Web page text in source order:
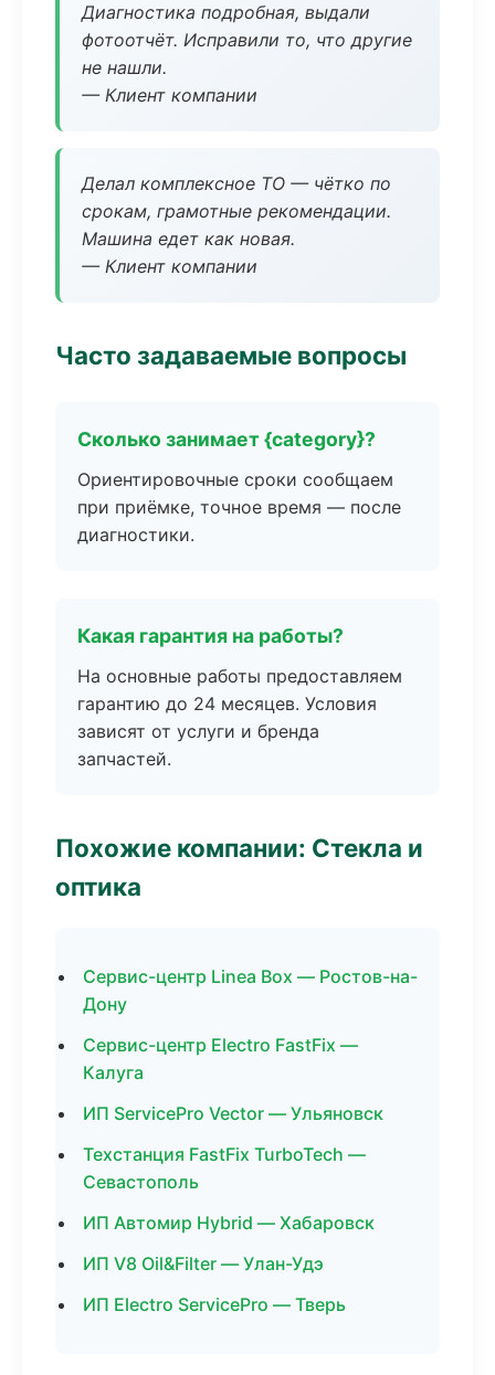
Диагностика подробная, выдали
фотоотчёт. Исправили то, что другие
не нашли.
— Клиент компании
Делал комплексное ТО — чётко по
срокам, грамотные рекомендации.
Машина едет как новая.
— Клиент компании
Часто задаваемые вопросы
Сколько занимает {category}?
Ориентировочные сроки сообщаем
при приёмке, точное время — после
диагностики.
Какая гарантия на работы?
На основные работы предоставляем
гарантию до 24 месяцев. Условия
зависят от услуги и бренда
запчастей.
Похожие компании: Стекла и
оптика
Сервис-центр Linea Box — Ростов-на-
Дону
Сервис-центр Electro FastFix —
Калуга
ИП ServicePro Vector — Ульяновск
Техстанция FastFix TurboTech —
Севастополь
ИП Автомир Hybrid — Хабаровск
ИП V8 Oil&Filter — Улан-Удэ
ИП Electro ServicePro — Тверь